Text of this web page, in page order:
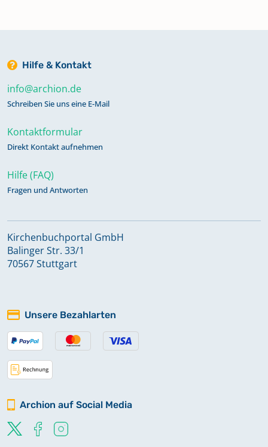
Hilfe & Kontakt
info@archion.de
Schreiben Sie uns eine E-Mail
Kontaktformular
Direkt Kontakt aufnehmen
Hilfe (FAQ)
Fragen und Antworten
Kirchenbuchportal GmbH
Balinger Str. 33/1
70567 Stuttgart
Unsere Bezahlarten
Archion auf Social Media